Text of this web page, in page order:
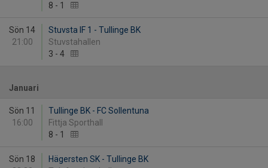
8 - 1
Sön 14
21:00
Stuvsta IF 1 - Tullinge BK
Stuvstahallen
3 - 4
Januari
Sön 11
16:00
Tullinge BK - FC Sollentuna
Fittja Sporthall
8 - 1
Sön 18
Hägersten SK - Tullinge BK